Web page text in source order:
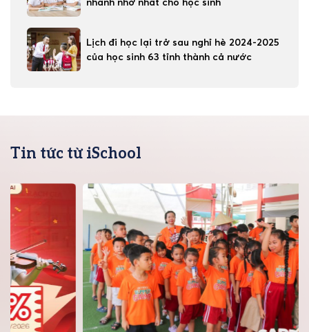
Lịch đi học lại trở sau nghỉ hè 2024-2025
của học sinh 63 tỉnh thành cả nước
Tin tức từ iSchool